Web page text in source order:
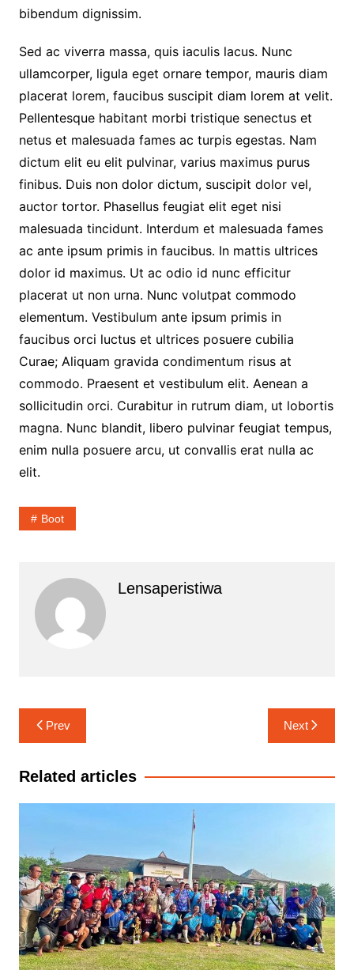
bibendum dignissim.
Sed ac viverra massa, quis iaculis lacus. Nunc
ullamcorper, ligula eget ornare tempor, mauris diam
placerat lorem, faucibus suscipit diam lorem at velit.
Pellentesque habitant morbi tristique senectus et
netus et malesuada fames ac turpis egestas. Nam
dictum elit eu elit pulvinar, varius maximus purus
finibus. Duis non dolor dictum, suscipit dolor vel,
auctor tortor. Phasellus feugiat elit eget nisi
malesuada tincidunt. Interdum et malesuada fames
ac ante ipsum primis in faucibus. In mattis ultrices
dolor id maximus. Ut ac odio id nunc efficitur
placerat ut non urna. Nunc volutpat commodo
elementum. Vestibulum ante ipsum primis in
faucibus orci luctus et ultrices posuere cubilia
Curae; Aliquam gravida condimentum risus at
commodo. Praesent et vestibulum elit. Aenean a
sollicitudin orci. Curabitur in rutrum diam, ut lobortis
magna. Nunc blandit, libero pulvinar feugiat tempus,
enim nulla posuere arcu, ut convallis erat nulla ac
elit.
Boot
Lensaperistiwa
Navigasi
pos
Prev Next
Related articles